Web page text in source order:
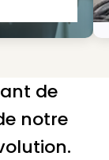
de
notre